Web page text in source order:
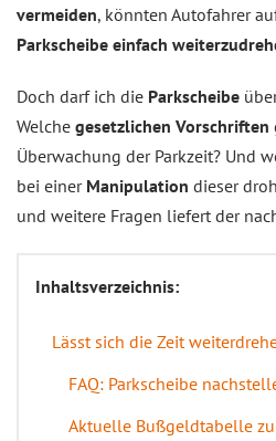
vermeiden, könnten Autofahrer
Parkscheibe einfach
Doch darf ich die Parkscheibe
Welche gesetzlichen Vorschriften
Überwachung der Parkzeit? Und
bei einer Manipulation dieser
und weitere Fragen liefert der
Inhaltsverzeichnis:
Lässt sich die Zeit
FAQ: Parkscheibe
Aktuelle Bußgeldtabelle